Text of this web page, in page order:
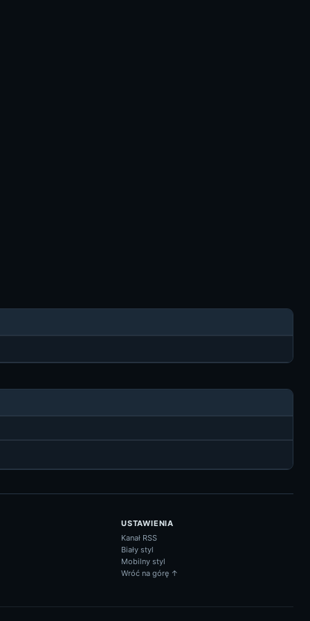
USTAWIENIA
Kanał RSS
Biały styl
Mobilny styl
Wróć na górę ↑